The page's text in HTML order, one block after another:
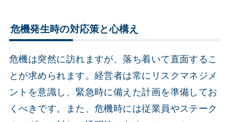
危機発生時の対応策と心構え
危機は突然に訪れますが、落ち着いて直面するこ
とが求められます。経営者は常にリスクマネジメ
ントを意識し、緊急時に備えた計画を準備してお
くべきです。また、危機時には従業員やステーク